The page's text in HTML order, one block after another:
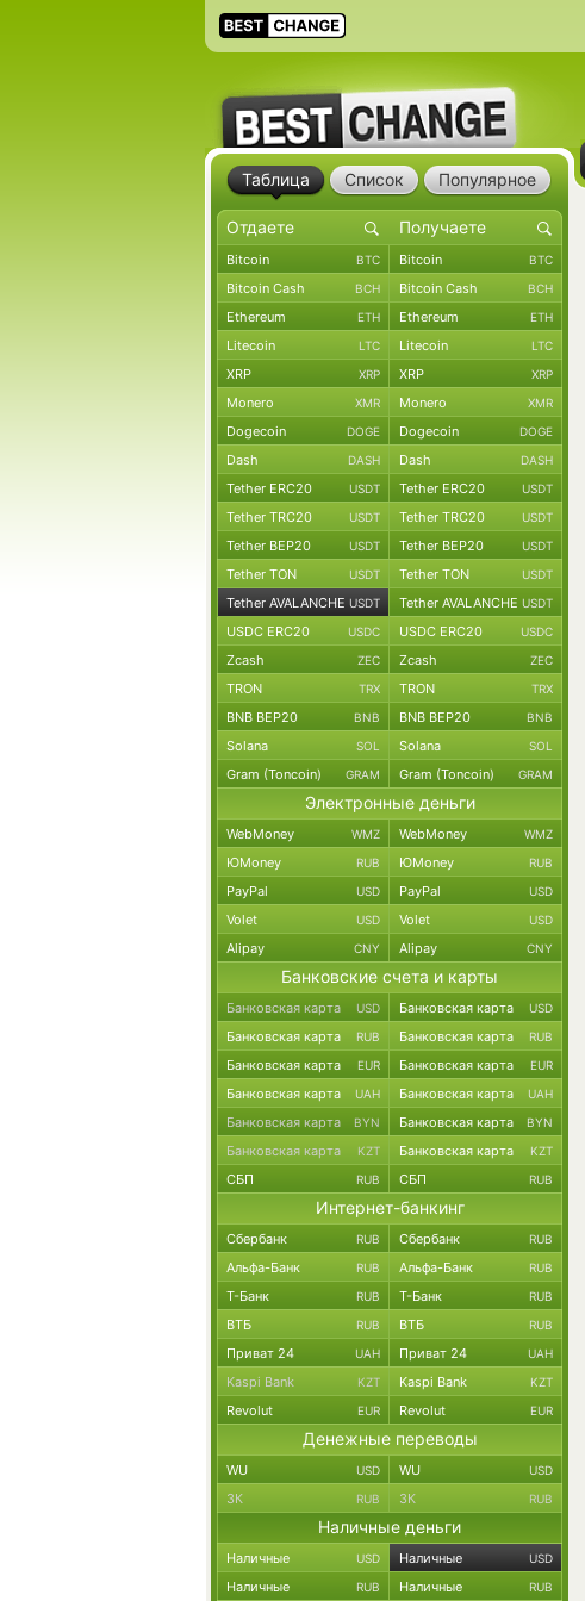
Таблица Список Популярное
Bitcoin BTC Bitcoin BTC
Bitcoin Cash BCH Bitcoin Cash BCH
Ethereum ETH Ethereum ETH
Litecoin LTC Litecoin LTC
XRP XRP XRP XRP
Monero XMR Monero XMR
Dogecoin DOGE Dogecoin DOGE
Dash DASH Dash DASH
Tether ERC20 USDT Tether ERC20 USDT
Tether TRC20 USDT Tether TRC20 USDT
Tether BEP20 USDT Tether BEP20 USDT
Tether TON USDT Tether TON USDT
Tether AVALANCHE USDT Tether AVALANCHE USDT
USDC ERC20 USDC USDC ERC20 USDC
Zcash ZEC Zcash ZEC
TRON TRX TRON TRX
BNB BEP20 BNB BNB BEP20 BNB
Solana SOL Solana SOL
Gram (Toncoin) GRAM Gram (Toncoin) GRAM
Электронные деньги
WebMoney WMZ WebMoney WMZ
ЮMoney RUB ЮMoney RUB
PayPal USD PayPal USD
Volet USD Volet USD
Alipay CNY Alipay CNY
Банковские счета и карты
Банковская карта USD Банковская карта USD
Банковская карта RUB Банковская карта RUB
Банковская карта EUR Банковская карта EUR
Банковская карта UAH Банковская карта UAH
Банковская карта BYN Банковская карта BYN
Банковская карта KZT Банковская карта KZT
СБП RUB СБП RUB
Интернет-банкинг
Сбербанк RUB Сбербанк RUB
Альфа-Банк RUB Альфа-Банк RUB
Т-Банк RUB Т-Банк RUB
ВТБ RUB ВТБ RUB
Приват 24 UAH Приват 24 UAH
Kaspi Bank KZT Kaspi Bank KZT
Revolut EUR Revolut EUR
Денежные переводы
WU USD WU USD
ЗК RUB ЗК RUB
Наличные деньги
Наличные USD Наличные USD
Наличные RUB Наличные RUB